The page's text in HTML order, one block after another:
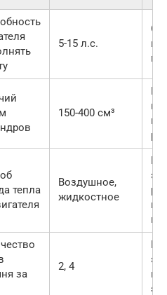
5-15 л.с.
150-400 см³
тепла
Воздушное,
жидкостное
за
2, 4
и